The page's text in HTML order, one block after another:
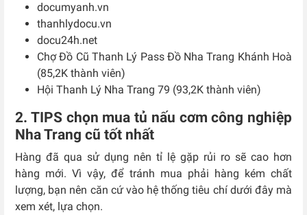
documyanh.vn
thanhlydocu.vn
docu24h.net
Chợ Đồ Cũ Thanh Lý Pass Đồ Nha Trang Khánh Hoà
(85,2K thành viên)
Hội Thanh Lý Nha Trang 79 (93,2K thành viên)
2. TIPS chọn mua tủ nấu cơm công nghiệp
Nha Trang cũ tốt nhất
Hàng đã qua sử dụng nên tỉ lệ gặp rủi ro sẽ cao hơn
hàng mới. Vì vậy, để tránh mua phải hàng kém chất
lượng, bạn nên căn cứ vào hệ thống tiêu chí dưới đây mà
xem xét, lựa chọn.